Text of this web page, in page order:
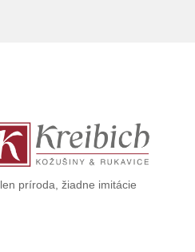
len príroda, žiadne imitácie